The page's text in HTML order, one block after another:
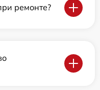
ремонте?